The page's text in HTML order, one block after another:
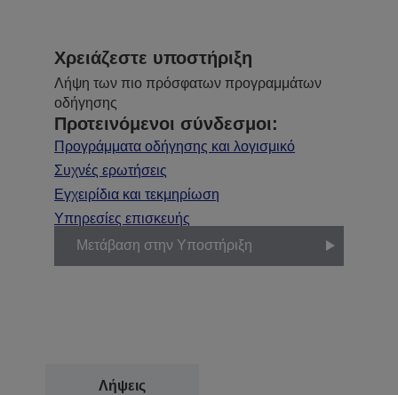
Χρειάζεστε υποστήριξη
Λήψη των πιο πρόσφατων προγραμμάτων
οδήγησης
Προτεινόμενοι σύνδεσμοι:
Προγράμματα οδήγησης και λογισμικό
Συχνές ερωτήσεις
Εγχειρίδια και τεκμηρίωση
Υπηρεσίες επισκευής
Μετάβαση στην Υποστήριξη
Λήψεις